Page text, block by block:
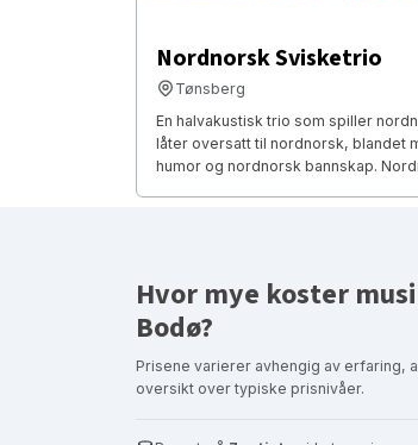
Nordnorsk Svisketrio
Tønsberg
En halvakustisk trio som spiller
låter oversatt til nordnorsk, blandet
humor og nordnorsk bannskap.
Hvor mye koster
Bodø?
Prisene varierer avhengig av erfaring,
oversikt over typiske prisnivåer.